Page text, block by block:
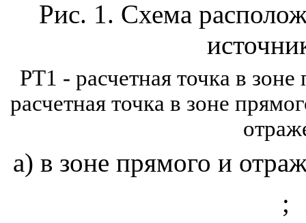
Рис. 1. Схема
РТ1 - расчетная точка в
расчетная точка в зоне
а) в зоне прямого и
;